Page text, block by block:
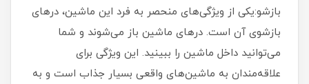
بازشو:یکی از ویژگی‌های منحصر به فرد این ماشین، درهای
بازشوی آن است. درهای ماشین باز می‌شوند و شما
می‌توانید داخل ماشین را ببینید. این ویژگی برای
علاقه‌مندان به ماشین‌های واقعی بسیار جذاب است و به